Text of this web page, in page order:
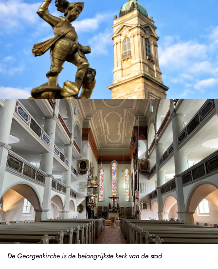
De Georgenkirche is de belangrijkste kerk van de stad